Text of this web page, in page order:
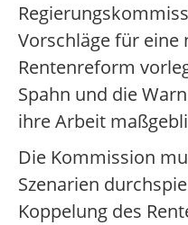
Vorschläge für eine
Rentenreform
Spahn und die
ihre Arbeit
Die Kommission
Szenarien
Koppelung des